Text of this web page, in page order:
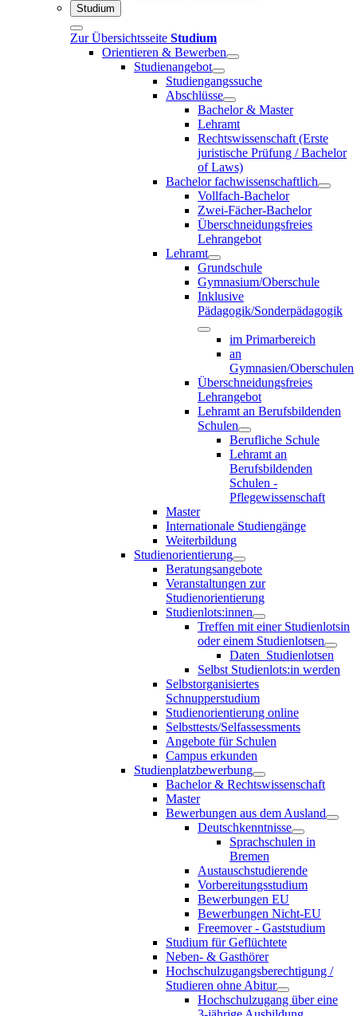
Studium
Zur Übersichtsseite Studium
Orientieren & Bewerben
Studienangebot
Studiengangssuche
Abschlüsse
Bachelor & Master
Lehramt
Rechtswissenschaft (Erste
juristische Prüfung / Bachelor
of Laws)
Bachelor fachwissenschaftlich
Vollfach-Bachelor
Zwei-Fächer-Bachelor
Überschneidungsfreies
Lehrangebot
Lehramt
Grundschule
Gymnasium/Oberschule
Inklusive
Pädagogik/Sonderpädagogik
im Primarbereich
an
Gymnasien/Oberschulen
Überschneidungsfreies
Lehrangebot
Lehramt an Berufsbildenden
Schulen
Berufliche Schule
Lehramt an
Berufsbildenden
Schulen -
Pflegewissenschaft
Master
Internationale Studiengänge
Weiterbildung
Studienorientierung
Beratungsangebote
Veranstaltungen zur
Studienorientierung
Studienlots:innen
Treffen mit einer Studienlotsin
oder einem Studienlotsen
Daten_Studienlotsen
Selbst Studienlots:in werden
Selbstorganisiertes
Schnupperstudium
Studienorientierung online
Selbsttests/Selfassessments
Angebote für Schulen
Campus erkunden
Studienplatzbewerbung
Bachelor & Rechtswissenschaft
Master
Bewerbungen aus dem Ausland
Deutschkenntnisse
Sprachschulen in
Bremen
Austauschstudierende
Vorbereitungsstudium
Bewerbungen EU
Bewerbungen Nicht-EU
Freemover - Gaststudium
Studium für Geflüchtete
Neben- & Gasthörer
Hochschulzugangsberechtigung /
Studieren ohne Abitur
Hochschulzugang über eine